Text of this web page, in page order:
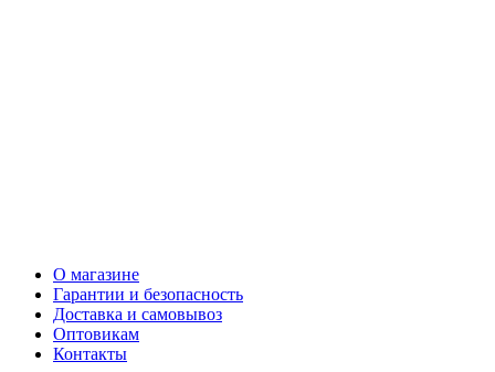
О магазине
Гарантии и безопасность
Доставка и самовывоз
Оптовикам
Контакты